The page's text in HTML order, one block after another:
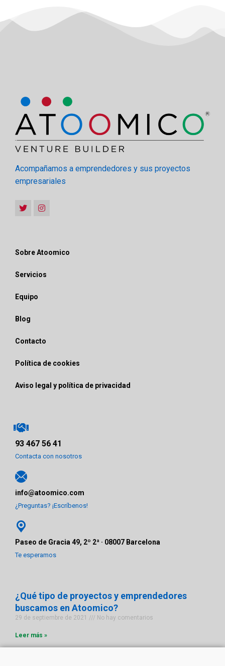
Acompañamos a emprendedores y sus proyectos
empresariales
Sobre Atoomico
Servicios
Equipo
Blog
Contacto
Política de cookies
Aviso legal y política de privacidad
93 467 56 41
Contacta con nosotros
info@atoomico.com
¿Preguntas? ¡Escríbenos!
Paseo de Gracia 49, 2º 2ª · 08007 Barcelona
Te esperamos
¿Qué tipo de proyectos y emprendedores
buscamos en Atoomico?
29 de septiembre de 2021 No hay comentarios
Leer más »